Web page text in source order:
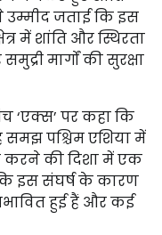
उम्मीद जताई कि इस
में शांति और स्थिरता
मार्गों की सुरक्षा
‘एक्स’ पर कहा कि
पश्चिम एशिया में
की दिशा में एक
इस संघर्ष के कारण
हुई हैं और कई